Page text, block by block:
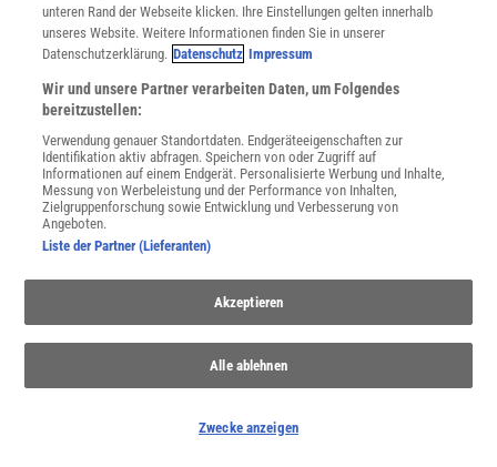
Für Sie im Spektrum-Shop und am Kiosk:
unteren Rand der Webseite klicken. Ihre Einstellungen gelten innerhalb
unseres Website. Weitere Informationen finden Sie in unserer
Datenschutzerklärung. Datenschutz Impressum
Wir und unsere Partner verarbeiten Daten, um Folgendes
bereitzustellen:
Verwendung genauer Standortdaten. Endgeräteeigenschaften zur
Identifikation aktiv abfragen. Speichern von oder Zugriff auf
Informationen auf einem Endgerät. Personalisierte Werbung und Inhalte,
Messung von Werbeleistung und der Performance von Inhalten,
Zielgruppenforschung sowie Entwicklung und Verbesserung von
Angeboten.
Liste der Partner (Lieferanten)
Akzeptieren
Alle ablehnen
Zwecke anzeigen